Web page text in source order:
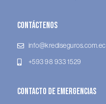
Contáctenos
info@krediseguros.com.ec
+593 98 933 1529
Contacto de Emergencias